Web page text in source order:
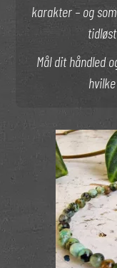
karakter – og
Mål dit håndled